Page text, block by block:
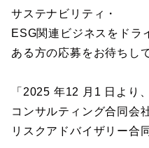
サステナビリティ・
ESG関連ビジネスをドラ
ある方の応募をお待ちし
「2025 年12 月1 日より
コンサルティング合同会
リスクアドバイザリー合